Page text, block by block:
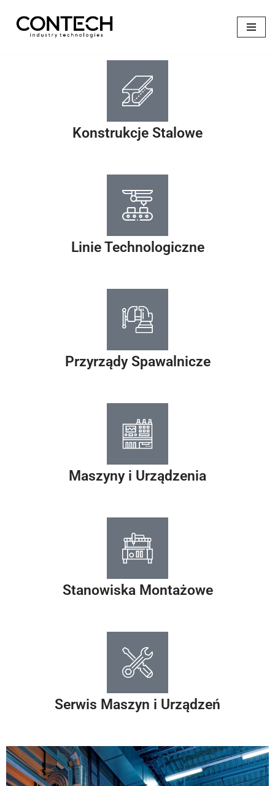
Przejdź
Konstrukcje Stalowe
Linie Technologiczne
Przyrządy Spawalnicze
Maszyny i Urządzenia
Stanowiska Montażowe
Serwis Maszyn i Urządzeń